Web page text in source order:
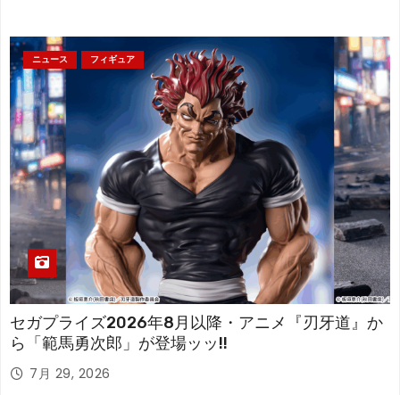
ニュース フィギュア
セガプライズ2026年8月以降・アニメ『刃牙道』か
ら「範馬勇次郎」が登場ッッ!!
7月 29, 2026